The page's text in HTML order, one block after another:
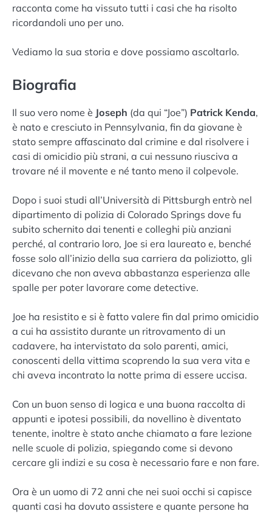
racconta come ha vissuto tutti i casi che ha risolto
ricordandoli uno per uno.
Vediamo la sua storia e dove possiamo ascoltarlo.
Biografia
Il suo vero nome è Joseph (da qui “Joe”) Patrick Kenda,
è nato e cresciuto in Pennsylvania, fin da giovane è
stato sempre affascinato dal crimine e dal risolvere i
casi di omicidio più strani, a cui nessuno riusciva a
trovare né il movente e né tanto meno il colpevole.
Dopo i suoi studi all’Università di Pittsburgh entrò nel
dipartimento di polizia di Colorado Springs dove fu
subito schernito dai tenenti e colleghi più anziani
perché, al contrario loro, Joe si era laureato e, benché
fosse solo all’inizio della sua carriera da poliziotto, gli
dicevano che non aveva abbastanza esperienza alle
spalle per poter lavorare come detective.
Joe ha resistito e si è fatto valere fin dal primo omicidio
a cui ha assistito durante un ritrovamento di un
cadavere, ha intervistato da solo parenti, amici,
conoscenti della vittima scoprendo la sua vera vita e
chi aveva incontrato la notte prima di essere uccisa.
Con un buon senso di logica e una buona raccolta di
appunti e ipotesi possibili, da novellino è diventato
tenente, inoltre è stato anche chiamato a fare lezione
nelle scuole di polizia, spiegando come si devono
cercare gli indizi e su cosa è necessario fare e non fare.
Ora è un uomo di 72 anni che nei suoi occhi si capisce
quanti casi ha dovuto assistere e quante persone ha